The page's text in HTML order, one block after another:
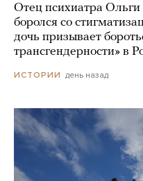
Отец психиатра Ольги
боролся со
дочь призывает
трансгендерности» в
ИСТОРИИ день назад